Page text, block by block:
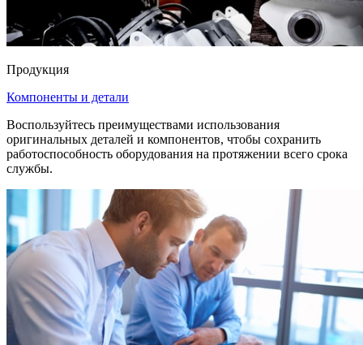
Продукция
Компоненты и детали
Воспользуйтесь преимуществами использования
оригинальных деталей и компонентов, чтобы сохранить
работоспособность оборудования на протяжении всего срока
службы.